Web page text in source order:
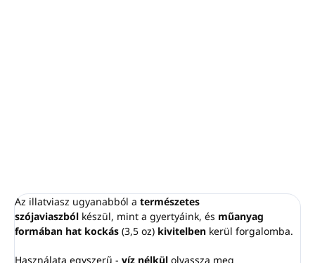
Az illatviasz ugyanabból a természetes
szójaviaszból készül, mint a gyertyáink, és műanyag
formában hat kockás (3,5 oz) kivitelben kerül forgalomba.
Használata egyszerű - víz nélkül olvassza meg